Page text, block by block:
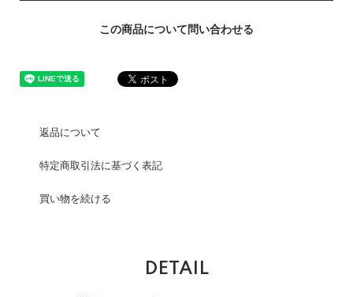
この商品について問い合わせる
返品について
特定商取引法に基づく表記
買い物を続ける
DETAIL